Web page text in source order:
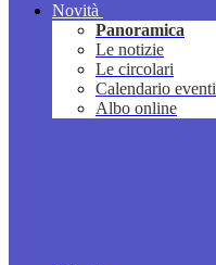
Novità
Panoramica
Le notizie
Le circolari
Calendario eventi
Albo online